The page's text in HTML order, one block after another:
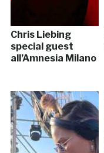
Chris Liebing
special guest
all’Amnesia Milano